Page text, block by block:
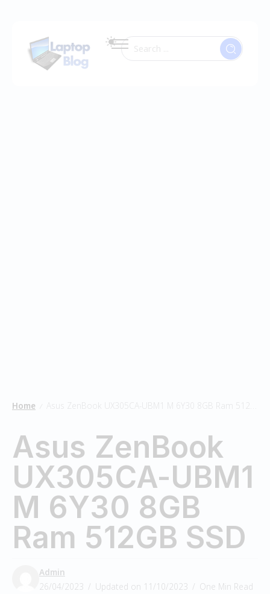
Home Asus ZenBook UX305CA-UBM1 M 6Y30 8GB Ram 512GB SSD
Asus ZenBook
UX305CA-UBM1
M 6Y30 8GB
Ram 512GB SSD
Admin
26/04/2023
Updated on 11/10/2023
One Min Read